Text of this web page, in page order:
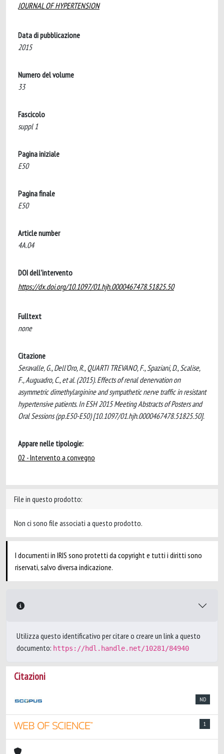
JOURNAL OF HYPERTENSION
Data di pubblicazione
2015
Numero del volume
33
Fascicolo
suppl 1
Pagina iniziale
E50
Pagina finale
E50
Article number
4A.04
DOI dell'intervento
https://dx.doi.org/10.1097/01.hjh.0000467478.51825.50
Fulltext
none
Citazione
Seravalle, G., Dell'Oro, R., QUARTI TREVANO, F., Spaziani, D., Scalise,
F., Auguadro, C., et al. (2015). Effects of renal denervation on
asymmetric dimethylarginine and sympathetic nerve traffic in resistant
hypertensive patients. In ESH 2015 Meeting Abstracts of Posters and
Oral Sessions (pp.E50-E50) [10.1097/01.hjh.0000467478.51825.50].
Appare nelle tipologie:
02 - Intervento a convegno
File in questo prodotto:
Non ci sono file associati a questo prodotto.
I documenti in IRIS sono protetti da copyright e tutti i diritti sono
riservati, salvo diversa indicazione.
Utilizza questo identificativo per citare o creare un link a questo
documento: https://hdl.handle.net/10281/84940
Citazioni
ND
1